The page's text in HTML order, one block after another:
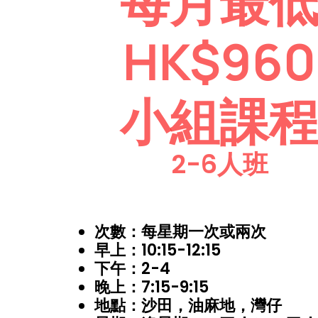
HK$960
小組課
2-6人班
次數：每星期一次或兩次
早上：10:15-12:15
下午：2-4
晚上：7:15-9:15
地點：沙田，油麻地，灣仔